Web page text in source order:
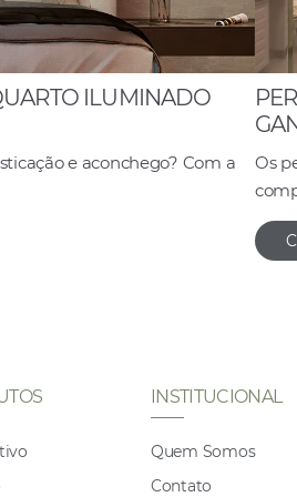
ILUMINADO
e aconchego? Com a
Os
INSTITUCIONAL
Quem Somos
Contato